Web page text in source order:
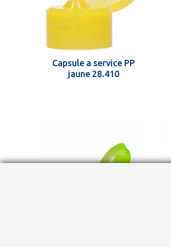
Capsule a service PP
jaune 28.410